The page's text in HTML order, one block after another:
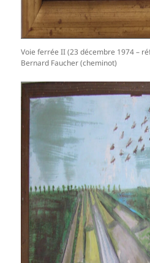
Voie ferrée II (23 décembre 1974 –
Bernard Faucher (cheminot)